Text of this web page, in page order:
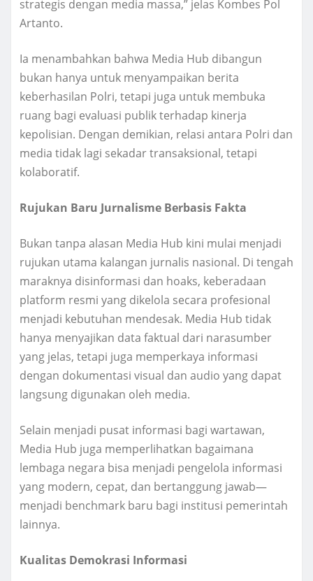
strategis dengan media massa,” jelas Kombes Pol
Artanto.
Ia menambahkan bahwa Media Hub dibangun
bukan hanya untuk menyampaikan berita
keberhasilan Polri, tetapi juga untuk membuka
ruang bagi evaluasi publik terhadap kinerja
kepolisian. Dengan demikian, relasi antara Polri dan
media tidak lagi sekadar transaksional, tetapi
kolaboratif.
Rujukan Baru Jurnalisme Berbasis Fakta
Bukan tanpa alasan Media Hub kini mulai menjadi
rujukan utama kalangan jurnalis nasional. Di tengah
maraknya disinformasi dan hoaks, keberadaan
platform resmi yang dikelola secara profesional
menjadi kebutuhan mendesak. Media Hub tidak
hanya menyajikan data faktual dari narasumber
yang jelas, tetapi juga memperkaya informasi
dengan dokumentasi visual dan audio yang dapat
langsung digunakan oleh media.
Selain menjadi pusat informasi bagi wartawan,
Media Hub juga memperlihatkan bagaimana
lembaga negara bisa menjadi pengelola informasi
yang modern, cepat, dan bertanggung jawab—
menjadi benchmark baru bagi institusi pemerintah
lainnya.
Kualitas Demokrasi Informasi